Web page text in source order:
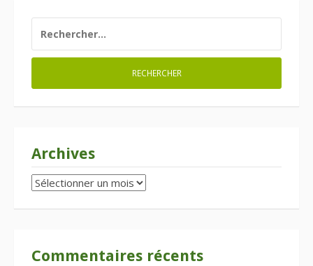
Archives
Archives
Commentaires récents